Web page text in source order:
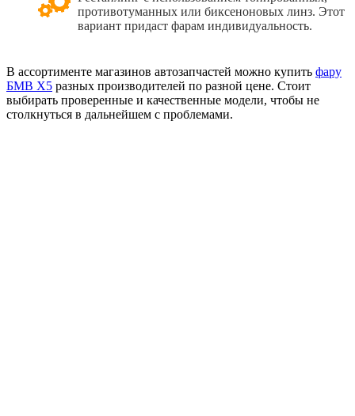
противотуманных или биксеноновых линз. Этот
вариант придаст фарам индивидуальность.
В ассортименте магазинов автозапчастей можно купить фару
БМВ X5 разных производителей по разной цене. Стоит
выбирать проверенные и качественные модели, чтобы не
столкнуться в дальнейшем с проблемами.